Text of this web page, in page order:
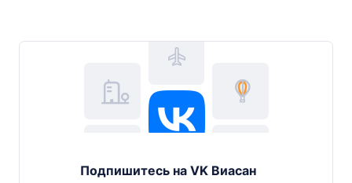
Подпишитесь на VK Виасан